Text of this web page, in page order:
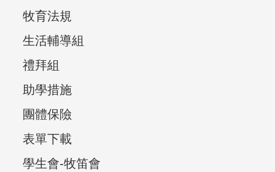
e
e
v
i
e
w
,
牧育法規
生活輔導組
禮拜組
助學措施
團體保險
表單下載
學生會-牧笛會